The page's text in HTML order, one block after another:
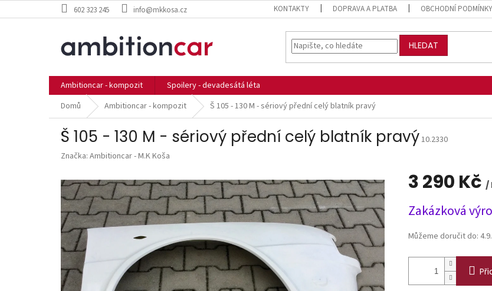
na
602 323 245 info@mkkosa.cz KONTAKTY DOPRAVA A PLATBA OBCHODNÍ PODMÍNKY
HLEDAT
Ambitioncar - kompozit
Spoilery - devadesátá léta
Domů
Ambitioncar - kompozit Š 105 - 130 M - sériový přední celý blatník pravý
Š 105 - 130 M - sériový přední celý blatník pravý10.2330
Značka: Ambitioncar - M.K Koša
3 290 Kč /
cena:
Zakázková
Můžeme doručit do: